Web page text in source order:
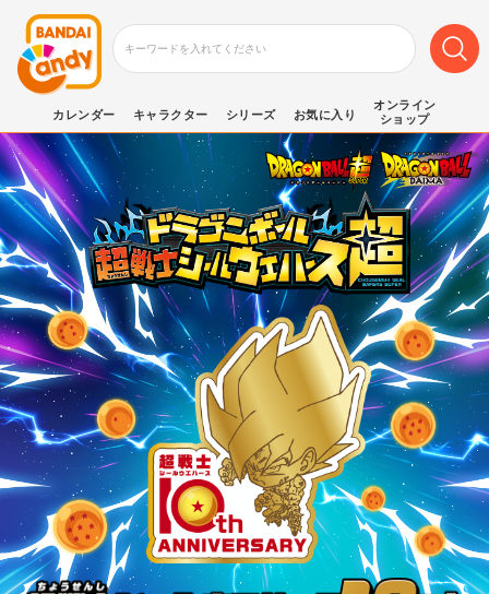
カレンダー キャラクター シリーズ お気に入り
オンライン
ショップ